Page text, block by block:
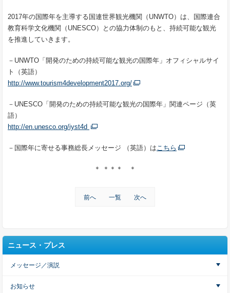
2017年の国際年を主導する国連世界観光機関（UNWTO）は、国際連合
教育科学文化機関（UNESCO）との協力体制のもと、持続可能な観光
を推進していきます。
－UNWTO「開発のための持続可能な観光の国際年」オフィシャルサイ
ト（英語）
http://www.tourism4development2017.org/
－UNESCO「開発のための持続可能な観光の国際年」関連ページ（英
語）
http://en.unesco.org/iyst4d
－国際年に寄せる事務総長メッセージ （英語）は こちら
＊ ＊＊＊ ＊
前へ 一覧 次へ
ニュース・プレス
メッセージ／演説
お知らせ